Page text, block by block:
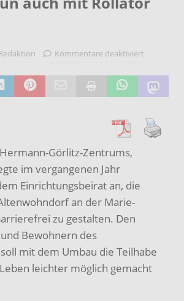
Kommentare deaktiviert
Görlitz-Zentrums,
im vergangenen Jahr
Einrichtungsbeirat an, die
an der Marie-
zu gestalten. Den
Bewohnern des
mit dem Umbau die Teilhabe
leichter möglich gemacht